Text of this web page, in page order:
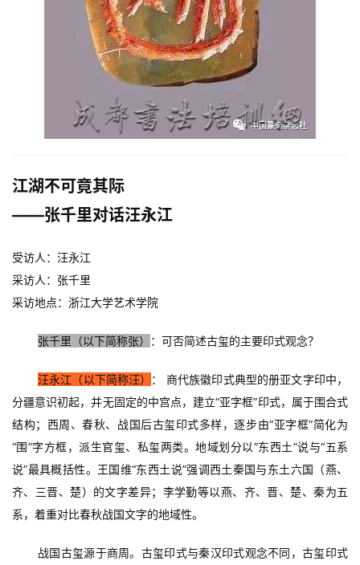
江湖不可竟其际
——张千里对话汪永江
受访人：汪永江
采访人：张千里
采访地点：浙江大学艺术学院
张千里（以下简称张） ：可否简述古玺的主要印式观念？
汪永江（以下简称汪） ： 商代族徽印式典型的册亚文字印中，
分疆意识初起，并无固定的中宫点，建立“亚字框”印式，属于围合式
结构；西周、春秋、战国后古玺印式多样，逐步由“亚字框”简化为
“围”字方框，派生官玺、私玺两类。地域划分以“东西土”说与“五系
说”最具概括性。王国维“东西土说”强调西土秦国与东土六国（燕、
齐、三晋、楚）的文字差异；李学勤等以燕、齐、晋、楚、秦为五
系，着重对比春秋战国文字的地域性。
战国古玺源于商周。古玺印式与秦汉印式观念不同，古玺印式